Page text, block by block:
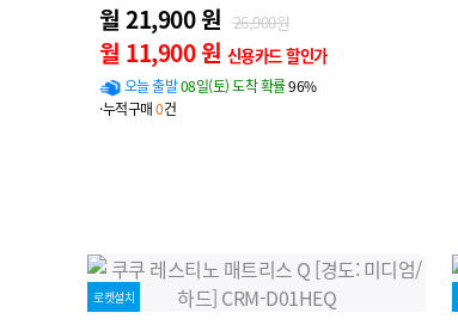
월 21,900 원 26,900원
월 11,900 원 신용카드 할인가
오늘 출발08일(토) 도착 확률96%
·누적구매0건
로켓설치